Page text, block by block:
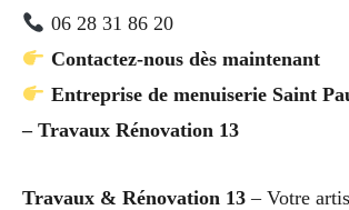
06 28 31 86 20
Contactez-nous dès maintenant
Entreprise de menuiserie Saint
– Travaux Rénovation 13
Travaux & Rénovation 13 – Votre